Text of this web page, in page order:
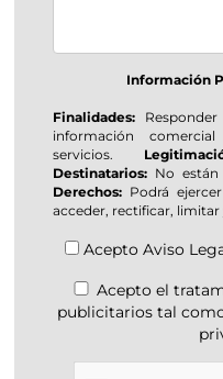
Información
Finalidades:
información
servicios.
Destinatarios: No están
Derechos: Podrá
acceder, rectificar,
AceptoAviso
Acepto el
publicitarios tal